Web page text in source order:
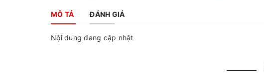
MÔ TẢ ĐÁNH GIÁ
Nội dung đang cập nhật